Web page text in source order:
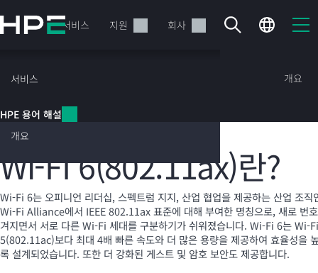
요
너
제품 서비스 지원 회사
서비스
현재 장바구니가 비어있습니다
HPE Store에서 검색하고 구성한 다음 주문하십시오.
HPE 용어 해설 개요
개요
HPE 용어 해설
Wi-Fi 6
Wi-FI 6(802.11ax)란?
Wi-Fi 6는 오피니언 리더십, 스펙트럼 지지, 산업 협업을 제공하는 산업 조직
Wi-Fi Alliance에서 IEEE 802.11ax 표준에 대해 부여한 명칭으로, 새로 번
겨지면서 서로 다른Wi-Fi 세대를 구분하기가 쉬워졌습니다. Wi-Fi 6는Wi-Fi
5(802.11ac)보다 최대 4배 빠른 속도와 더 많은 용량을 제공하여 효율성을
록 설계되었습니다. 또한 더 강화된 게스트 및 암호 보안도 제공합니다.